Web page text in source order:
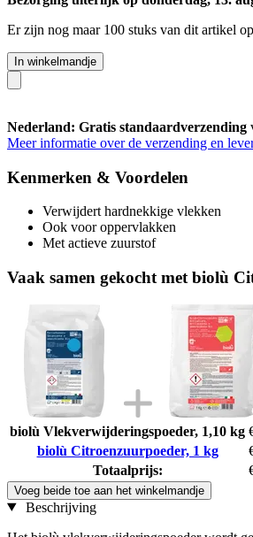
Er zijn nog maar 100 stuks van dit artikel
In winkelmandje
Nederland: Gratis standaardverzending
Meer informatie over de verzending en
Kenmerken & Voordelen
Verwijdert hardnekkige vlekken
Ook voor oppervlakken
Met actieve zuurstof
Vaak samen gekocht met biolù
biolù Vlekverwijderingspoeder, 1,10 kg
biolù Citroenzuurpoeder, 1 kg
Totaalprijs:
Voeg beide toe aan het winkelmandje
Beschrijving